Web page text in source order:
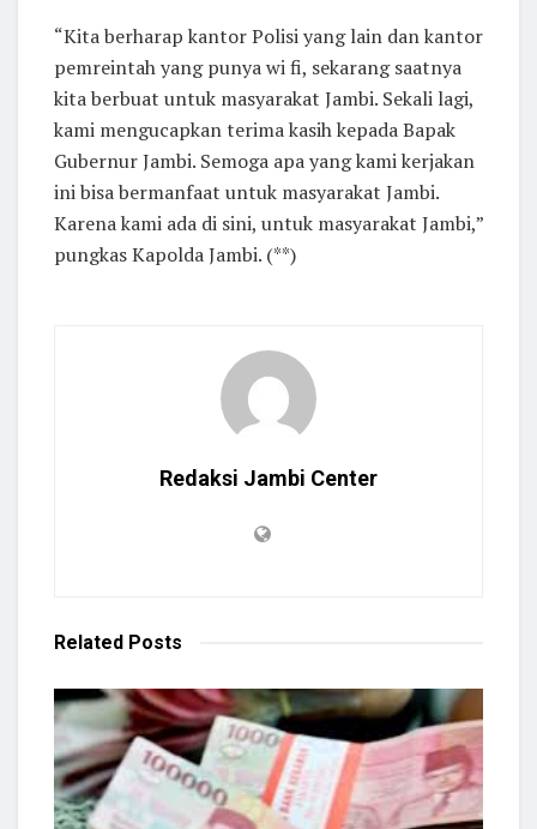
“Kita berharap kantor Polisi yang lain dan kantor
pemreintah yang punya wi fi, sekarang saatnya
kita berbuat untuk masyarakat Jambi. Sekali lagi,
kami mengucapkan terima kasih kepada Bapak
Gubernur Jambi. Semoga apa yang kami kerjakan
ini bisa bermanfaat untuk masyarakat Jambi.
Karena kami ada di sini, untuk masyarakat Jambi,”
pungkas Kapolda Jambi. (**)
Redaksi Jambi Center
Related Posts